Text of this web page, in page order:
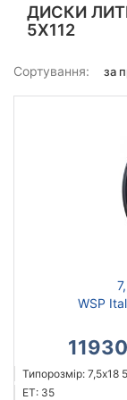
ДИСКИ
5X112
Сортування:
WSP
Типорозмір: 7,5x18
ET: 35
від
Mak